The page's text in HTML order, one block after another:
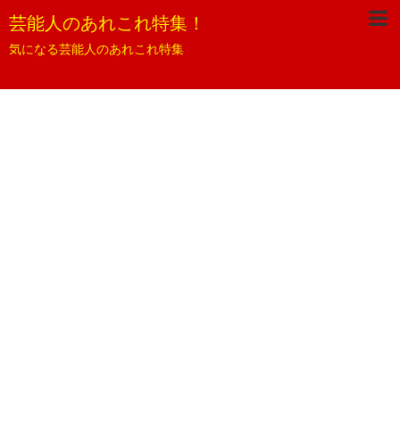
芸能人のあれこれ特集！
気になる芸能人のあれこれ特集